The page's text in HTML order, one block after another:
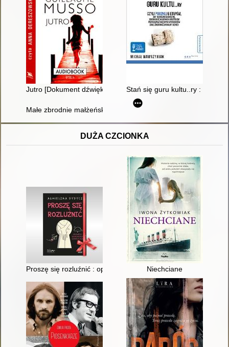
Jutro [Dokument dźwiękowy] Stań się guru kultu..ry : czyli
Małe zbrodnie małżeńskie [Dokument dźwiękowy]
DUŻA CZCIONKA
Proszę się rozluźnić : opowieści dojrzałego ginekologa
Niechciane